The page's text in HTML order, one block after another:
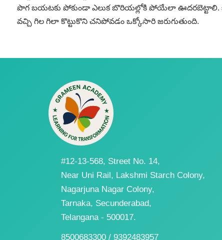
పొగ బయటకు పోకుండా ఎలుక బొరియల్లోకి పోయేలా ఊదరబెట్టాలి.
వచ్చి గిల గిలా కొట్టుకొని చనిపోవడం ఒక్కోసారి జరుగుతుంది.
#12-13-568, Street No. 14,
Near Uni Rail, Lakshmi Starch Colony,
Nagarjuna Nagar Colony,
Tarnaka, Secunderabad,
Telangana - 500017.
8500683300 / 9392483957